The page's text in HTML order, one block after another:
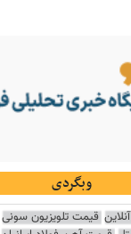
وبگردی
قیمت تلویزیون سونی